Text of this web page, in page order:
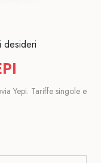
desideri
Yepi. Tariffe singole e